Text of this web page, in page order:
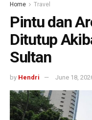
Home Travel
Pintu dan
Ditutup
Sultan
by Hendri June 18,